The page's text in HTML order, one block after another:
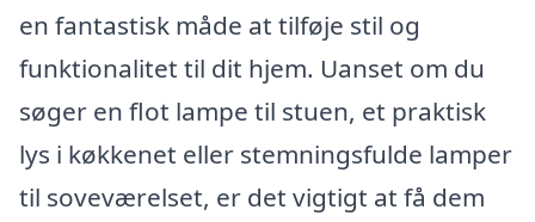
en fantastisk måde at tilføje stil og
funktionalitet til dit hjem. Uanset om du
søger en flot lampe til stuen, et praktisk
lys i køkkenet eller stemningsfulde lamper
til soveværelset, er det vigtigt at få dem